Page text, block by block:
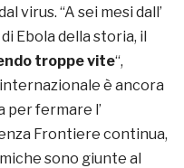
virus. “A sei mesi dall’
Ebola della storia, il
troppe vite“,
internazionale è ancora
per fermare l’
Frontiere continua,
sono giunte al